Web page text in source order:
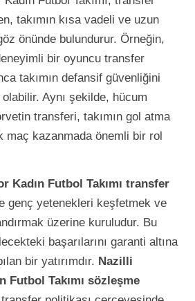
takımın kısa vadeli ve uzun
önünde bulundurur. Örneğin,
bir oyuncu transfer
takımın defansif güvenliğini
Aynı şekilde, hücum
transferi, takımın gol atma
maç kazanmada önemli bir rol
Kadın Futbol Takımı transfer
genç yetenekleri keşfetmek ve
üzerine kuruludur. Bu
başarılarını garanti altına
bir yatırımdır. Nazilli
Futbol Takımı sözleşme